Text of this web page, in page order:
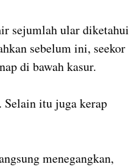
sejumlah ular diketahui
sebelum ini, seekor
di bawah kasur.
Selain itu juga kerap
menegangkan,